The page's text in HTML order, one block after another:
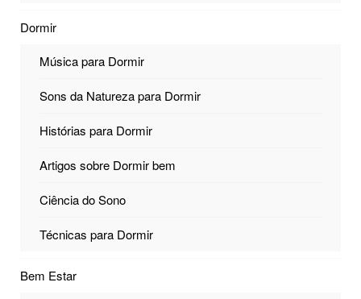
Dormir
Música para Dormir
Sons da Natureza para Dormir
Histórias para Dormir
Artigos sobre Dormir bem
Ciência do Sono
Técnicas para Dormir
Bem Estar